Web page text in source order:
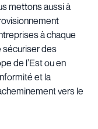
mettons aussi à
à chaque
sécuriser des
de l’Est ou en
et la
vers le